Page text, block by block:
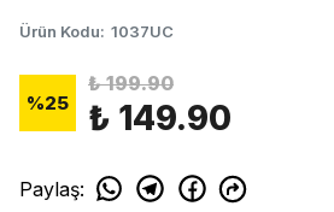
Ürün Kodu: 1037UC
%25
₺ 199.90
₺ 149.90
Paylaş: